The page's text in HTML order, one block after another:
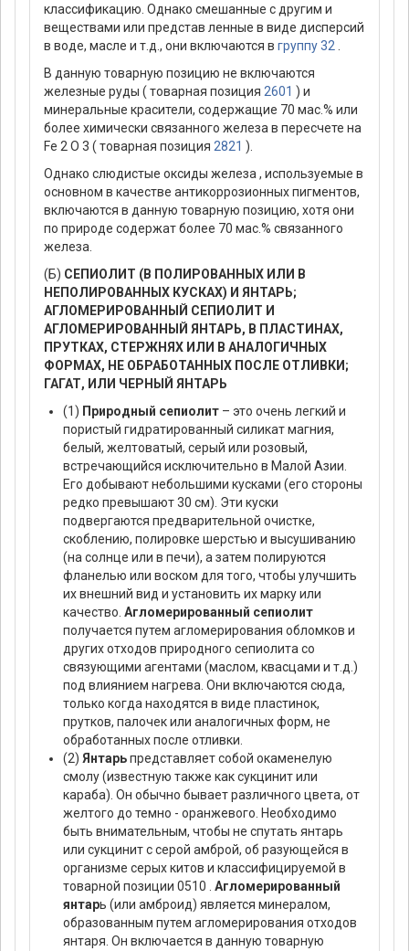
классификацию. Однако смешанные с другим и
веществами или представ ленные в виде дисперсий
в воде, масле и т.д., они включаются в группу 32
В данную товарную позицию не включаются
железные руды ( товарная позиция 2601 ) и
минеральные красители, содержащие 70 мас.% или
более химически связанного железа в пересчете на
Fe 2 O 3 ( товарная позиция 2821 ).
Однако слюдистые оксиды железа , используемые в
основном в качестве антикоррозионных пигментов,
включаются в данную товарную позицию, хотя они
по природе содержат более 70 мас.% связанного
железа.
(Б) СЕПИОЛИТ (В ПОЛИРОВАННЫХ ИЛИ В
НЕПОЛИРОВАННЫХ КУСКАХ) И ЯНТАРЬ;
АГЛОМЕРИРОВАННЫЙ СЕПИОЛИТ И
АГЛОМЕРИРОВАННЫЙ ЯНТАРЬ, В ПЛАСТИНАХ,
ПРУТКАХ, СТЕРЖНЯХ ИЛИ В АНАЛОГИЧНЫХ
ФОРМАХ, НЕ ОБРАБОТАННЫХ ПОСЛЕ ОТЛИВКИ;
ГАГАТ, ИЛИ ЧЕРНЫЙ ЯНТАРЬ
(1) Природный сепиолит – это очень легкий и
пористый гидратированный силикат магния,
белый, желтоватый, серый или розовый,
встречающийся исключительно в Малой Азии.
Его добывают небольшими кусками (его стороны
редко превышают 30 см). Эти куски
подвергаются предварительной очистке,
скоблению, полировке шерстью и высушиванию
(на солнце или в печи), а затем полируются
фланелью или воском для того, чтобы улучшить
их внешний вид и установить их марку или
качество. Агломерированный сепиолит
получается путем агломерирования обломков и
других отходов природного сепиолита со
связующими агентами (маслом, квасцами и т.д.)
под влиянием нагрева. Они включаются сюда,
только когда находятся в виде пластинок,
прутков, палочек или аналогичных форм, не
обработанных после отливки.
(2) Янтарьпредставляет собой окаменелую
смолу (известную также как сукцинит или
караба). Он обычно бывает различного цвета, от
желтого до темно - оранжевого. Необходимо
быть внимательным, чтобы не спутать янтарь
или сукцинит с серой амброй, об разующейся в
организме серых китов и классифицируемой в
товарной позиции 0510 . Агломерированный
янтарь (или амброид) является минералом,
образованным путем агломерирования отходов
янтаря. Он включается в данную товарную